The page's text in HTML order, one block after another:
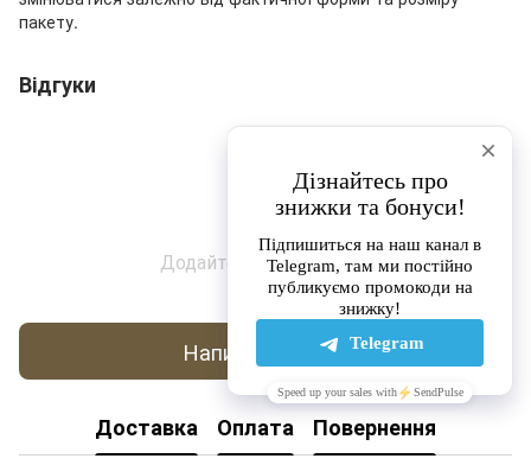
пакету.
Відгуки
Додайте перший відгук
Написати відгук
Доставка Оплата Повернення